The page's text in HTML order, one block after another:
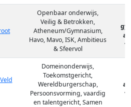
Openbaar onderwijs,
Veilig & Betrokken,
Atheneum/Gymnasium,
Havo, Mavo, ISK, Ambitieus
& Sfeervol
Domeinonderwijs,
Toekomstgericht,
Wereldburgerschap,
Persoonsvorming, vaardig
en talentgericht, Samen